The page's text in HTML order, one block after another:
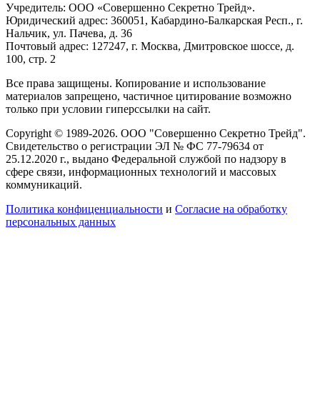
Учредитель: ООО «Совершенно Секретно Трейд».
Юридический адрес: 360051, Кабардино-Балкарская Респ., г.
Нальчик, ул. Пачева, д. 36
Почтовый адрес: 127247, г. Москва, Дмитровское шоссе, д.
100, стр. 2
Все права защищены. Копирование и использование
материалов запрещено, частичное цитирование возможно
только при условии гиперссылки на сайт.
Copyright © 1989-2026. ООО "Совершенно Секретно Трейд".
Свидетельство о регистрации ЭЛ № ФС 77-79634 от
25.12.2020 г., выдано Федеральной службой по надзору в
сфере связи, информационных технологий и массовых
коммуникаций.
Политика конфиценциальности и Согласие на обработку
персональных данных